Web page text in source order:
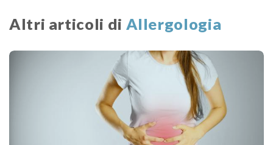
Altri articoli di Allergologia